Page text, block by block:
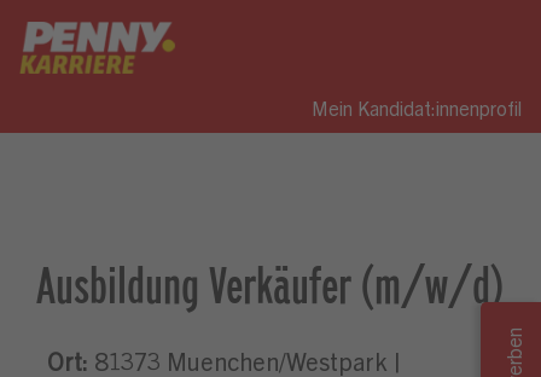
Mein Kandidat:innenprofil
Ausbildung Verkäufer (m/w/d)
Ort: 81373 Muenchen/Westpark |